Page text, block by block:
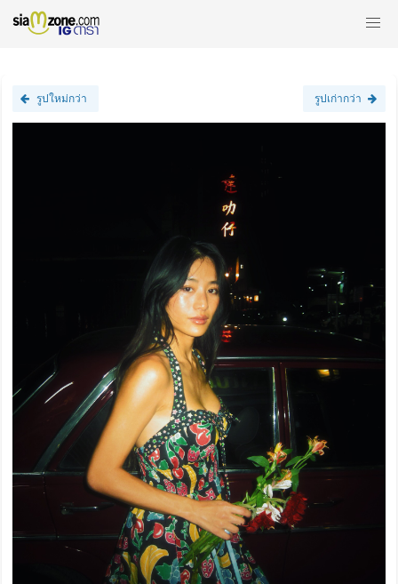
รูปใหม่กว่า รูปเก่ากว่า